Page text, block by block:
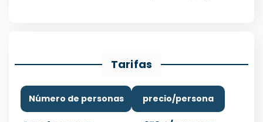
Tarifas
Número de personas precio/persona